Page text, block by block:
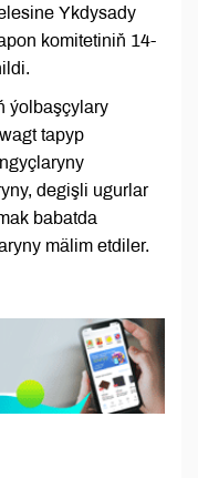
Ykdysady
komitetiniň 14-
ýolbaşçylary
tapyp
degişli ugurlar
babatda
mälim etdiler.